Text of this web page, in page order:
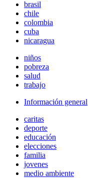
brasil
chile
colombia
cuba
nicaragua
niños
pobreza
salud
trabajo
Información general
caritas
deporte
educación
elecciones
familia
jovenes
medio ambiente